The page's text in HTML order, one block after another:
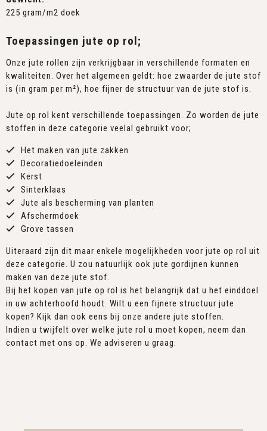
225 gram/m2 doek
Toepassingen jute op rol;
Onze jute rollen zijn verkrijgbaar in verschillende formaten en
kwaliteiten. Over het algemeen geldt: hoe zwaarder de jute stof
is (in gram per m²), hoe fijner de structuur van de jute stof is.
Jute op rol kent verschillende toepassingen. Zo worden de jute
stoffen in deze categorie veelal gebruikt voor;
Het maken van jute zakken
Decoratiedoeleinden
Kerst
Sinterklaas
Jute als bescherming van planten
Afschermdoek
Grove tassen
Uiteraard zijn dit maar enkele mogelijkheden voor jute op rol uit
deze categorie. U zou natuurlijk ook jute gordijnen kunnen
maken van deze jute stof.
Bij het kopen van jute op rol is het belangrijk dat u het einddoel
in uw achterhoofd houdt. Wilt u een fijnere structuur jute
kopen? Kijk dan ook eens bij onze andere jute stoffen.
Indien u twijfelt over welke jute rol u moet kopen, neem dan
contact met ons op. We adviseren u graag.